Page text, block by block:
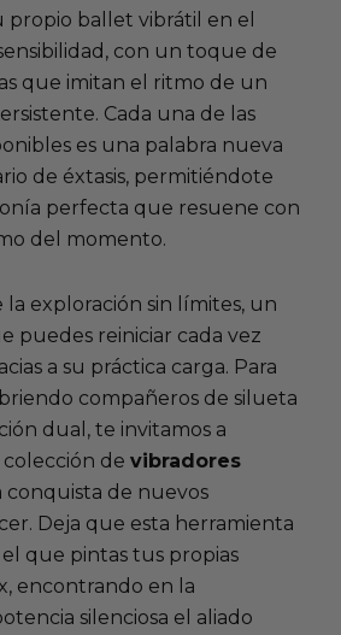
propio ballet vibrátil en el
con un toque de
que imitan el ritmo de un
Cada una de las
es una palabra nueva
de éxtasis, permitiéndote
perfecta que resuene con
del momento.
la exploración sin límites, un
puedes reiniciar cada vez
a su práctica carga. Para
compañeros de silueta
dual, te invitamos a
colección devibradores
conquista de nuevos
Deja que esta herramienta
que pintas tus propias
encontrando en la
silenciosa el aliado